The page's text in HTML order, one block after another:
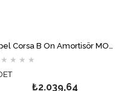
Opel Corsa B Ön Amortisör MONROE
★ ★ ★ ★
₺2.039,64